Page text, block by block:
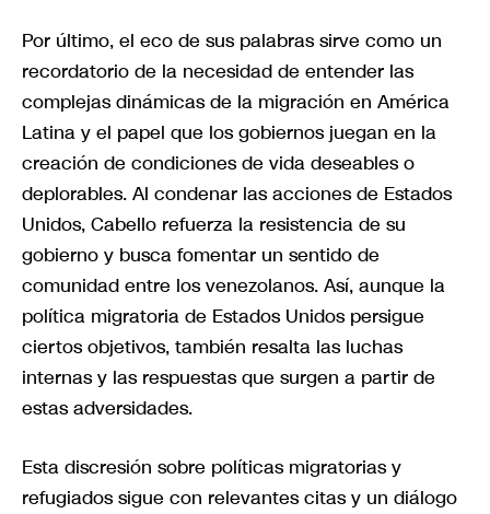
Por último, el eco de sus palabras sirve como un
recordatorio de la necesidad de entender las
complejas dinámicas de la migración en América
Latina y el papel que los gobiernos juegan en la
creación de condiciones de vida deseables o
deplorables. Al condenar las acciones de Estados
Unidos, Cabello refuerza la resistencia de su
gobierno y busca fomentar un sentido de
comunidad entre los venezolanos. Así, aunque la
política migratoria de Estados Unidos persigue
ciertos objetivos, también resalta las luchas
internas y las respuestas que surgen a partir de
estas adversidades.
Esta discresión sobre políticas migratorias y
refugiados sigue con relevantes citas y un diálogo